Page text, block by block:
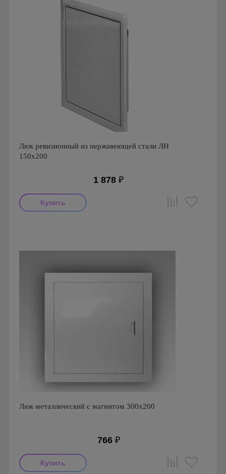
Люк ревизионный из нержавеющей стали ЛН
150х200
1 878 ₽
Люк металлический с магнитом 300х200
766₽